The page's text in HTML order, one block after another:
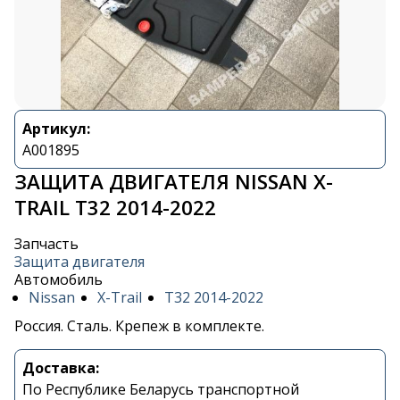
Артикул:
A001895
ЗАЩИТА ДВИГАТЕЛЯ NISSAN X-
TRAIL T32 2014-2022
Запчасть
Защита двигателя
Автомобиль
Nissan
X-Trail
T32 2014-2022
Россия. Сталь. Крепеж в комплекте.
Доставка:
По Республике Беларусь транспортной
Контакты